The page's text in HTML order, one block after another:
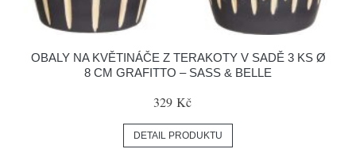
OBALY NA KVĚTINÁČE Z TERAKOTY V SADĚ 3 KS Ø
8 CM GRAFITTO – SASS & BELLE
329 Kč
DETAIL PRODUKTU